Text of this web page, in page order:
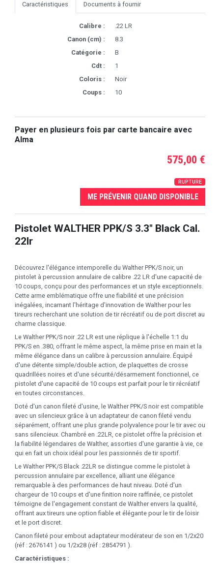
Caractéristiques Documents à fournir
Calibre :
.22 LR
Canon (cm) :
8.3
Catégorie :
B
Cdt :
1
Coloris :
Noir
Coups :
10
Payer en plusieurs fois par carte bancaire avec
Alma
575,00 €
RUPTURE
ME PRÉVENIR QUAND DISPONIBLE
Pistolet WALTHER PPK/S 3.3" Black Cal.
22lr
Découvrez l'élégance intemporelle du Walther PPK/S noir, un
pistolet à percussion annulaire de calibre .22 LR d'une capacité de
10 coups, conçu pour des performances et un style exceptionnels.
Cette arme emblématique offre une fiabilité et une précision
inégalées, incarnant l'héritage d'innovation de Walther pour les
tireurs recherchant une solution de tir récréatif ou de port discret au
charme classique.
Le Walther PPK/S noir .22 LR est une réplique à l'échelle 1:1 du
PPK/S en .380, offrant le même aspect, la même prise en main et la
même élégance dans un calibre à percussion annulaire. Équipé
d'une détente simple/double action, de plaquettes de crosse
quadrillées noires et d'une sécurité/désarmement fonctionnel, ce
pistolet d'une capacité de 10 coups est parfait pour le tir récréatif
en toutes circonstances.
Doté d'un canon fileté d'usine, le Walther PPK/S noir est compatible
avec un silencieux grâce à un adaptateur de canon fileté vendu
séparément, offrant une plus grande polyvalence pour le tir avec ou
sans silencieux. Chambré en .22LR, ce pistolet offre la précision et
la fiabilité légendaires de Walther, assorties d'une garantie à vie, ce
qui en fait un choix idéal pour les passionnés de tir sportif.
Le Walther PPK/S Black .22LR se distingue comme le pistolet à
percussion annulaire par excellence, alliant une élégance
remarquable à des performances de haut niveau. Doté d'un
chargeur de 10 coups et d'une finition noire raffinée, ce pistolet
témoigne de l'engagement constant de Walther envers la qualité,
offrant aux tireurs une option fiable et élégante pour le tir de loisir
et le port discret.
Canon fileté pour embout adaptateur modérateur de son en 1/2x20
(réf : 2676141 ) ou 1/2x28 (réf : 2854791 ).
Caractéristiques :